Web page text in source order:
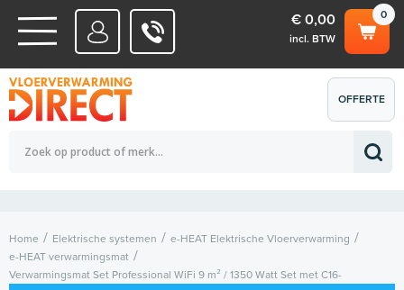
WATERSYSTEMEN
ELEKTRISCHE SYSTEMEN
0
€ 0,00
incl. BTW
Totaalbedrag (incl. BTW) € 0,00
OFFERTE
AANVRAGEN
Home Elektrische systemen
e-HEAT Elektrische Vloerverwarming
e-HEAT verwarmingsmat
Verwarmingsmat Set Professional WiFi 9 m² / 1350 Watt Set met C16-